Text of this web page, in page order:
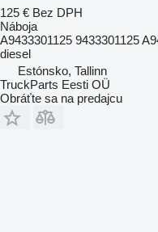
125 € Bez DPH
Náboja
A9433301125 9433301125
diesel
Estónsko, Tallinn
TruckParts Eesti OÜ
Obráťte sa na predajcu